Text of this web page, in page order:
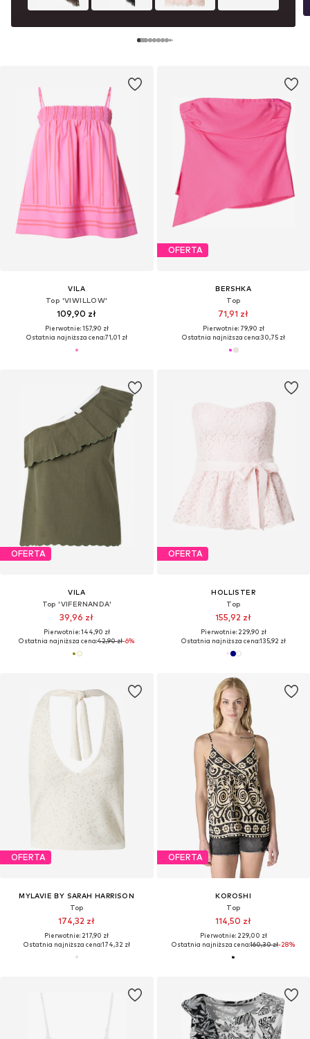
VILA
Top 'VIWILLOW'
109,90 zł
Pierwotnie: 157,90 zł
Ostatnia najniższa cena:71,01 zł
OFERTA
BERSHKA
Top
71,91 zł
Pierwotnie: 79,90 zł
Ostatnia najniższa cena:30,75 zł
OFERTA
VILA
Top 'VIFERNANDA'
39,96 zł
Pierwotnie: 144,90 zł
Ostatnia najniższa cena:42,90 zł-6%
OFERTA
HOLLISTER
Top
155,92 zł
Pierwotnie: 229,90 zł
Ostatnia najniższa cena:135,92 zł
OFERTA
MYLAVIE BY SARAH HARRISON
Top
174,32 zł
Pierwotnie: 217,90 zł
Ostatnia najniższa cena:174,32 zł
OFERTA
KOROSHI
Top
114,50 zł
Pierwotnie: 229,00 zł
Ostatnia najniższa cena:160,30 zł-28%